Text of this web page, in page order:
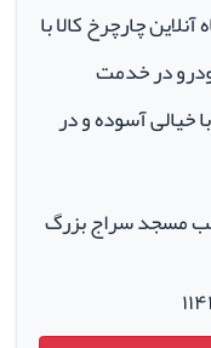
چارچرخ کالا با
در خدمت
خیالی آسوده و در
مسجد سراج بزرگ